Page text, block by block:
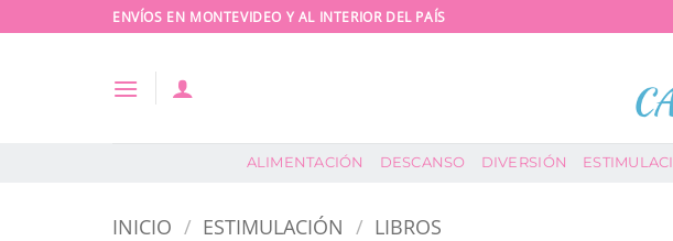
al
ENVÍOS EN MONTEVIDEO Y AL INTERIOR DEL PAÍS
ALIMENTACIÓN DESCANSO DIVERSIÓN
INICIO / ESTIMULACIÓN / LIBROS